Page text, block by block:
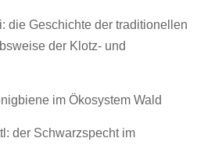
die Geschichte der traditionellen
der Klotz- und
im Ökosystem Wald
der Schwarzspecht im